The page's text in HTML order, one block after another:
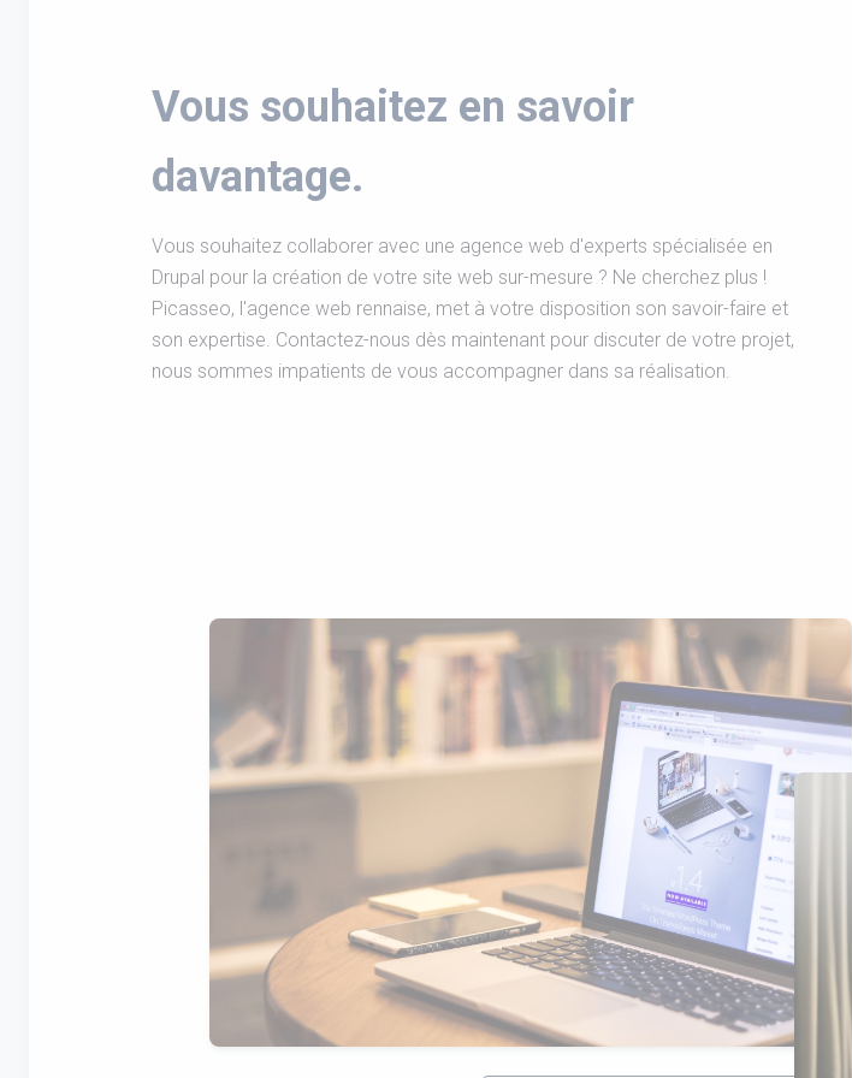
Vous souhaitez en savoir
davantage.
Vous souhaitez collaborer avec une agence web d'experts spécialisée en
Drupal pour la création de votre site web sur-mesure ? Ne cherchez plus !
Picasseo, l'agence web rennaise, met à votre disposition son savoir-faire et
son expertise. Contactez-nous dès maintenant pour discuter de votre projet,
nous sommes impatients de vous accompagner dans sa réalisation.